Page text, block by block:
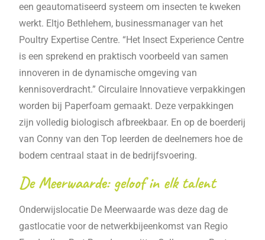
een geautomatiseerd systeem om insecten te kweken
werkt. Eltjo Bethlehem, businessmanager van het
Poultry Expertise Centre. “Het Insect Experience Centre
is een sprekend en praktisch voorbeeld van samen
innoveren in de dynamische omgeving van
kennisoverdracht.” Circulaire Innovatieve verpakkingen
worden bij Paperfoam gemaakt. Deze verpakkingen
zijn volledig biologisch afbreekbaar. En op de boerderij
van Conny van den Top leerden de deelnemers hoe de
bodem centraal staat in de bedrijfsvoering.
De Meerwaarde: geloof in elk talent
Onderwijslocatie De Meerwaarde was deze dag de
gastlocatie voor de netwerkbijeenkomst van Regio